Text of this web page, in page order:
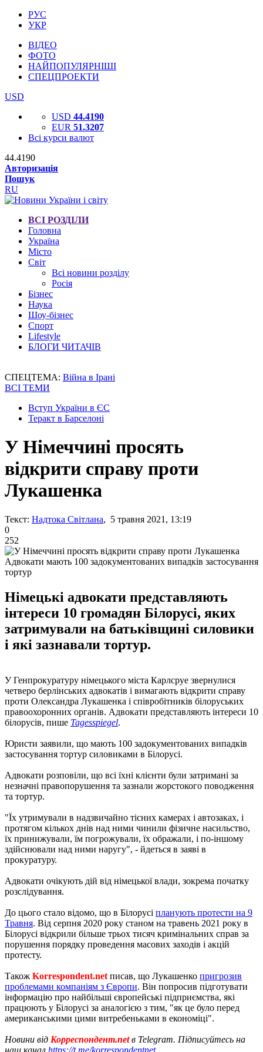
РУС
УКР
ВІДЕО
ФОТО
НАЙПОПУЛЯРНІШІ
СПЕЦПРОЕКТИ
USD
USD 44.4190
EUR 51.3207
Всі курси валют
44.4190
Авторизація
Пошук
RU
ВСІ РОЗДІЛИ
Головна
Україна
Місто
Світ
Всі новини розділу
Росія
Бізнес
Наука
Шоу-бізнес
Спорт
Lifestyle
БЛОГИ ЧИТАЧІВ
СПЕЦТЕМА: Війна в Ірані
ВСІ ТЕМИ
Вступ України в ЄС
Теракт в Барселоні
У Німеччині просять
відкрити справу проти
Лукашенка
Текст: Надтока Світлана, 5 травня 2021, 13:19
0
252
Адвокати мають 100 задокументованих випадків застосування
тортур
Німецькі адвокати представляють
інтереси 10 громадян Білорусі, яких
затримували на батьківщині силовики
і які зазнавали тортур.
У Генпрокуратуру німецького міста Карлсруе звернулися
четверо берлінських адвокатів і вимагають відкрити справу
проти Олександра Лукашенка і співробітників білоруських
правоохоронних органів. Адвокати представляють інтереси 10
білорусів, пише Tagesspiegel.
Юристи заявили, що мають 100 задокументованих випадків
застосування тортур силовиками в Білорусі.
Адвокати розповіли, що всі їхні клієнти були затримані за
незначні правопорушення та зазнали жорстокого поводження
та тортур.
"Їх утримували в надзвичайно тісних камерах і автозаках, і
протягом кількох днів над ними чинили фізичне насильство,
їх принижували, їм погрожували, їх ображали, і по-іншому
здійснювали над ними наругу", - йдеться в заяві в
прокуратуру.
Адвокати очікують дій від німецької влади, зокрема початку
розслідування.
До цього стало відомо, що в Білорусі планують протести на 9
Травня. Від серпня 2020 року станом на травень 2021 року в
Білорусі відкрили більше трьох тисяч кримінальних справ за
порушення порядку проведення масових заходів і акцій
протесту.
Також Korrespondent.net писав, що Лукашенко пригрозив
проблемами компаніям з Європи. Він попросив підготувати
інформацію про найбільші європейські підприємства, які
працюють у Білорусі за аналогією з тим, "як це було перед
американськими цими витребеньками в економіці".
Новини від Корреспондент.netв Telegram. Підписуйтесь на
наш канал https://t.me/korrespondentnet